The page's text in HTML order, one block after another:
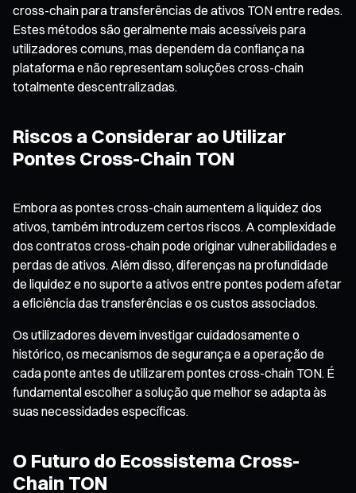
cross-chain para transferências de ativos TON entre redes.
Estes métodos são geralmente mais acessíveis para
utilizadores comuns, mas dependem da confiança na
plataforma e não representam soluções cross-chain
totalmente descentralizadas.
Riscos a Considerar ao Utilizar
Pontes Cross-Chain TON
Embora as pontes cross-chain aumentem a liquidez dos
ativos, também introduzem certos riscos. A complexidade
dos contratos cross-chain pode originar vulnerabilidades e
perdas de ativos. Além disso, diferenças na profundidade
de liquidez e no suporte a ativos entre pontes podem afetar
a eficiência das transferências e os custos associados.
Os utilizadores devem investigar cuidadosamente o
histórico, os mecanismos de segurança e a operação de
cada ponte antes de utilizarem pontes cross-chain TON. É
fundamental escolher a solução que melhor se adapta às
suas necessidades específicas.
O Futuro do Ecossistema Cross-
Chain TON